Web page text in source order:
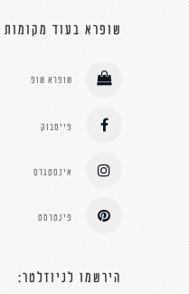
שופרא בעוד מקומות
שופרא שופ
פייסבוק
אינסטגרם
פינטרסט
הירשמו לניוזלטר: